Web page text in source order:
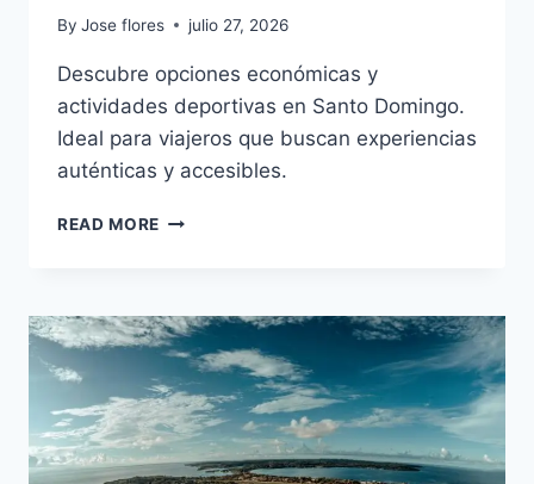
By Jose flores julio 27, 2026
Descubre opciones económicas y
actividades deportivas en Santo Domingo.
Ideal para viajeros que buscan experiencias
auténticas y accesibles.
READ MORE HISTORIA
SANTO
DOMINGO:
GUÍA
PARA
VIAJEROS